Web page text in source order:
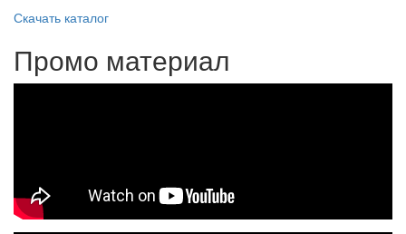
Скачать каталог
Промо материал